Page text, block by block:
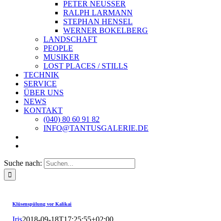
PETER NEUSSER
RALPH LARMANN
STEPHAN HENSEL
WERNER BOKELBERG
LANDSCHAFT
PEOPLE
MUSIKER
LOST PLACES / STILLS
TECHNIK
SERVICE
ÜBER UNS
NEWS
KONTAKT
(040) 80 60 91 82
INFO@TANTUSGALERIE.DE
Suche nach:
Klüsenspülung vor Kalikai
Iris2018-09-18T17:25:55+02:00